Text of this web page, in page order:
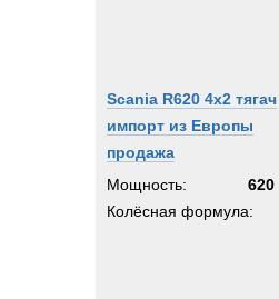
Scania R620 4x2 тягач
импорт из Европы
продажа
Мощность:
620
Колёсная формула: